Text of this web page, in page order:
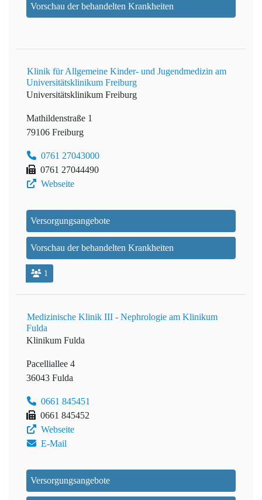
Vorschau der behandelten Krankheiten
Klinik für Allgemeine Kinder- und Jugendmedizin am
Universitätsklinikum Freiburg
Universitätsklinikum Freiburg
Mathildenstraße 1
79106 Freiburg
0761 27043000
0761 27044490
Webseite
Versorgungsangebote
Vorschau der behandelten Krankheiten
1
Medizinische Klinik III - Nephrologie am Klinikum
Fulda
Klinikum Fulda
Pacelliallee 4
36043 Fulda
0661 845451
0661 845452
Webseite
E-Mail
Versorgungsangebote